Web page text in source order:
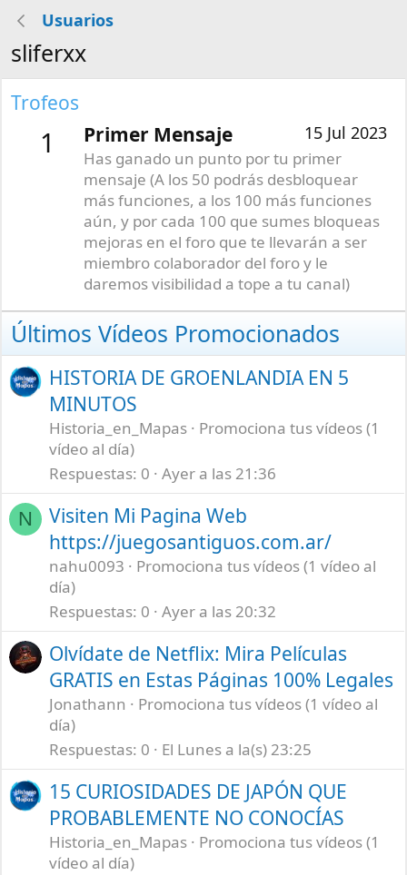
Usuarios
sliferxx
Trofeos
1 15 Jul 2023
Primer Mensaje
Has ganado un punto por tu primer
mensaje (A los 50 podrás desbloquear
más funciones, a los 100 más funciones
aún, y por cada 100 que sumes bloqueas
mejoras en el foro que te llevarán a ser
miembro colaborador del foro y le
daremos visibilidad a tope a tu canal)
Últimos Vídeos Promocionados
HISTORIA DE GROENLANDIA EN 5
MINUTOS
Historia_en_Mapas
Promociona tus vídeos (1
vídeo al día)
Respuestas 0 Ayer a las 21:36
N
Visiten Mi Pagina Web
https://juegosantiguos.com.ar/
nahu0093
Promociona tus vídeos (1 vídeo al
día)
Respuestas 0 Ayer a las 20:32
Olvídate de Netflix: Mira Películas
GRATIS en Estas Páginas 100% Legales
Jonathann
Promociona tus vídeos (1 vídeo al
día)
Respuestas 0 El Lunes a la(s) 23:25
15 CURIOSIDADES DE JAPÓN QUE
PROBABLEMENTE NO CONOCÍAS
Historia_en_Mapas
Promociona tus vídeos (1
vídeo al día)